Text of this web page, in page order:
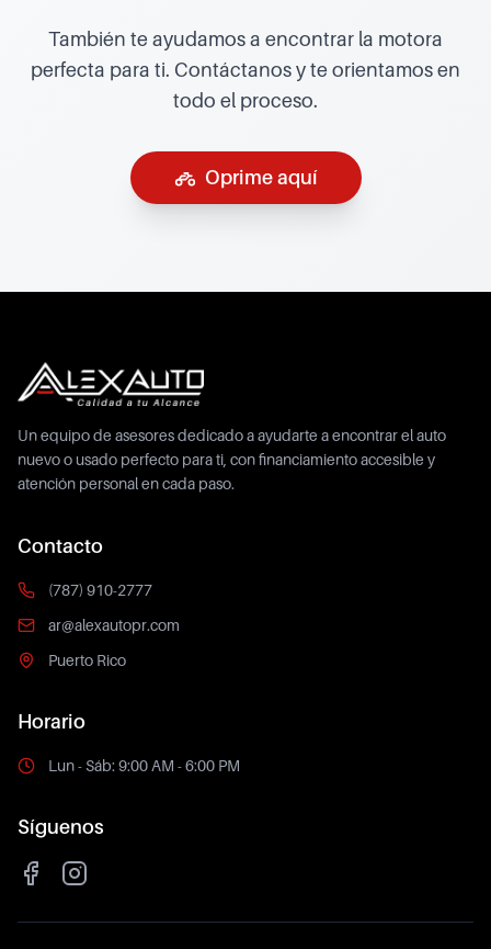
También te ayudamos a encontrar la motora
perfecta para ti. Contáctanos y te orientamos en
todo el proceso.
Oprime aquí
Un equipo de asesores dedicado a ayudarte a encontrar el auto
nuevo o usado perfecto para ti, con financiamiento accesible y
atención personal en cada paso.
Contacto
(787) 910-2777
ar@alexautopr.com
Puerto Rico
Horario
Lun - Sáb: 9:00 AM - 6:00 PM
Síguenos